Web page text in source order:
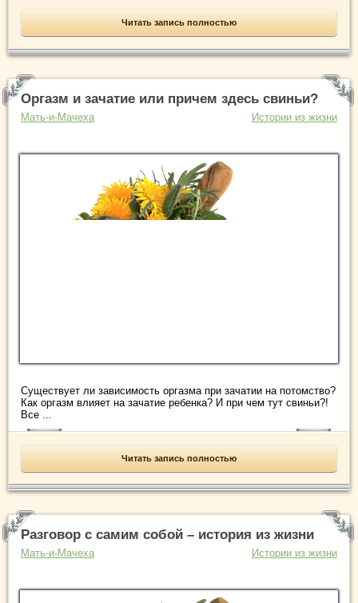
Читать запись полностью
Оргазм и зачатие или причем здесь свиньи?
Мать-и-Мачеха Истории из жизни
Существует ли зависимость оргазма при зачатии на потомство?
Как оргазм влияет на зачатие ребенка? И при чем тут свиньи?!
Все ...
Читать запись полностью
Разговор с самим собой – история из жизни
Мать-и-Мачеха Истории из жизни